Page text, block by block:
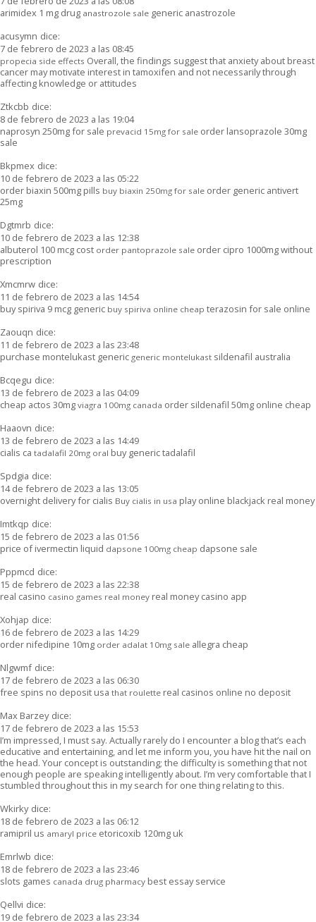
arimidex 1 mg drug anastrozole sale generic anastrozole
acusymn dice:
7 de febrero de 2023 a las 08:45
propecia side effects Overall, the findings suggest that anxiety about breast
cancer may motivate interest in tamoxifen and not necessarily through
affecting knowledge or attitudes
Ztkcbb dice:
8 de febrero de 2023 a las 19:04
naprosyn 250mg for sale prevacid 15mg for sale order lansoprazole 30mg
sale
Bkpmex dice:
10 de febrero de 2023 a las 05:22
order biaxin 500mg pills buy biaxin 250mg for sale order generic antivert
25mg
Dgtmrb dice:
10 de febrero de 2023 a las 12:38
albuterol 100 mcg cost order pantoprazole sale order cipro 1000mg without
prescription
Xmcmrw dice:
11 de febrero de 2023 a las 14:54
buy spiriva 9 mcg generic buy spiriva online cheap terazosin for sale online
Zaouqn dice:
11 de febrero de 2023 a las 23:48
purchase montelukast generic generic montelukast sildenafil australia
Bcqegu dice:
13 de febrero de 2023 a las 04:09
cheap actos 30mg viagra 100mg canada order sildenafil 50mg online cheap
Haaovn dice:
13 de febrero de 2023 a las 14:49
cialis ca tadalafil 20mg oral buy generic tadalafil
Spdgia dice:
14 de febrero de 2023 a las 13:05
overnight delivery for cialis Buy cialis in usa play online blackjack real money
Imtkqp dice:
15 de febrero de 2023 a las 01:56
price of ivermectin liquid dapsone 100mg cheap dapsone sale
Pppmcd dice:
15 de febrero de 2023 a las 22:38
real casino casino games real money real money casino app
Xohjap dice:
16 de febrero de 2023 a las 14:29
order nifedipine 10mg order adalat 10mg sale allegra cheap
Nlgwmf dice:
17 de febrero de 2023 a las 06:30
free spins no deposit usa that roulette real casinos online no deposit
Max Barzey dice:
17 de febrero de 2023 a las 15:53
I’m impressed, I must say. Actually rarely do I encounter a blog that’s each
educative and entertaining, and let me inform you, you have hit the nail on
the head. Your concept is outstanding; the difficulty is something that not
enough people are speaking intelligently about. I’m very comfortable that I
stumbled throughout this in my search for one thing relating to this.
Wkirky dice:
18 de febrero de 2023 a las 06:12
ramipril us amaryl price etoricoxib 120mg uk
Emrlwb dice:
18 de febrero de 2023 a las 23:46
slots games canada drug pharmacy best essay service
Qellvi dice:
19 de febrero de 2023 a las 23:34